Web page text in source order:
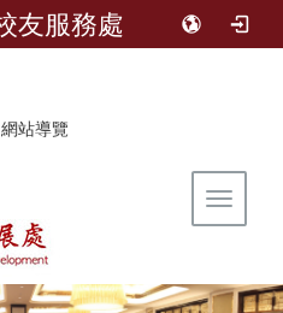
友服務處
網站導覽
Toggle